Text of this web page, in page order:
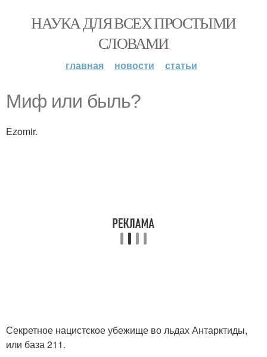
НАУКА ДЛЯ ВСЕХ ПРОСТЫМИ
СЛОВАМИ
главная новости статьи
Миф или быль?
Ezomir.
Секретное нацистское убежище во льдах Антарктиды,
или база 211.